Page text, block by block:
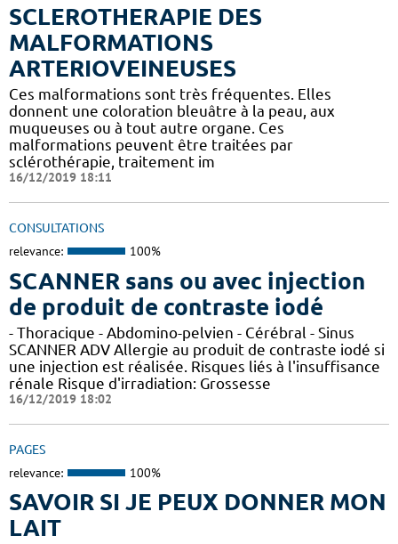
SCLEROTHERAPIE DES
MALFORMATIONS
ARTERIOVEINEUSES
Ces malformations sont très fréquentes. Elles
donnent une coloration bleuâtre à la peau, aux
muqueuses ou à tout autre organe. Ces
malformations peuvent être traitées par
sclérothérapie, traitement im
16/12/2019 18:11
CONSULTATIONS
relevance: 100%
SCANNER sans ou avec injection
de produit de contraste iodé
- Thoracique - Abdomino-pelvien - Cérébral - Sinus
SCANNER ADV Allergie au produit de contraste iodé si
une injection est réalisée. Risques liés à l'insuffisance
rénale Risque d'irradiation: Grossesse
16/12/2019 18:02
PAGES
relevance: 100%
SAVOIR SI JE PEUX DONNER MON
LAIT